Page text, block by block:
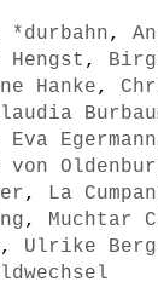
*durbahn,
,
Hanke,
Eva Egermann
von
, La
, Muchtar
, Ulrike